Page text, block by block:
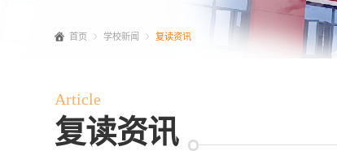
首页 学校新闻 复读资讯
Article
复读资讯